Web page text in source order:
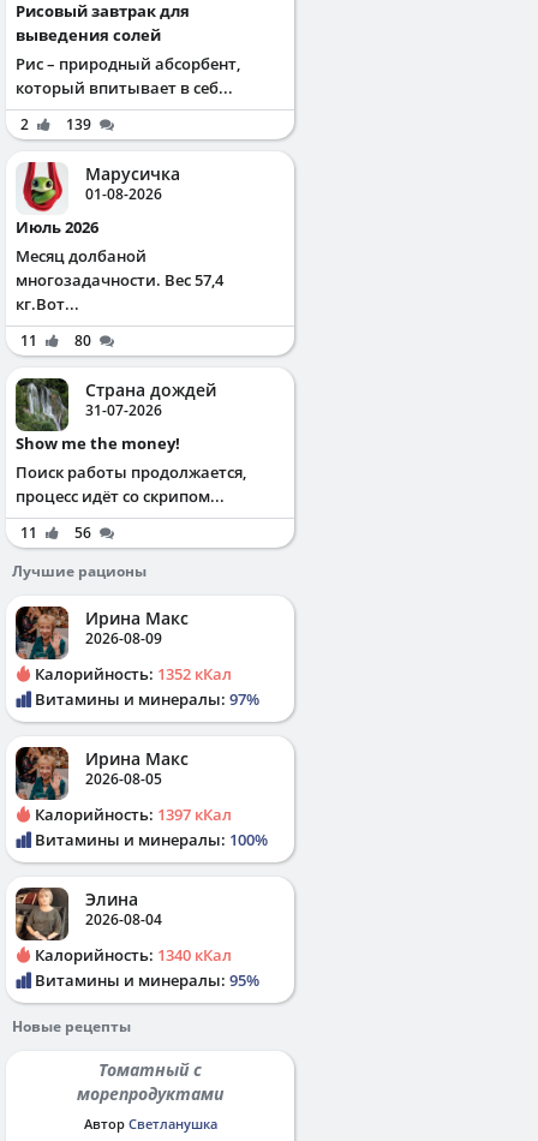
Рисовый завтрак для
выведения солей
Рис – природный абсорбент,
который впитывает в себ...
2 139
Марусичка
01-08-2026
Июль 2026
Месяц долбаной
многозадачности. Вес 57,4
кг.Вот...
11 80
Страна дождей
31-07-2026
Show me the money!
Поиск работы продолжается,
процесс идёт со скрипом...
11
56
Лучшие рационы
Ирина Макс
2026-08-09
Калорийность: 1352 кКал
Витамины и минералы: 97%
Ирина Макс
2026-08-05
Калорийность: 1397 кКал
Витамины и минералы: 100%
Элина
2026-08-04
Калорийность: 1340 кКал
Витамины и минералы: 95%
Новые рецепты
Томатный с
морепродуктами
Автор Светланушка